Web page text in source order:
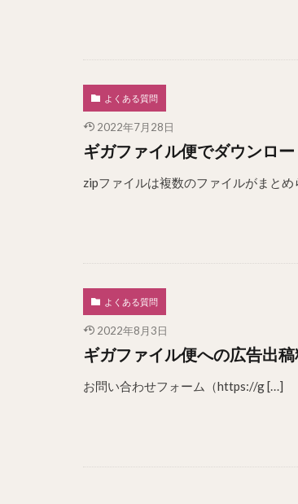
よくある質問
2022年7月28日
ギガファイル便でダウンロ
zipファイルは複数のファイルがまとめ
よくある質問
2022年8月3日
ギガファイル便への広告出稿
お問い合わせフォーム（https://g […]